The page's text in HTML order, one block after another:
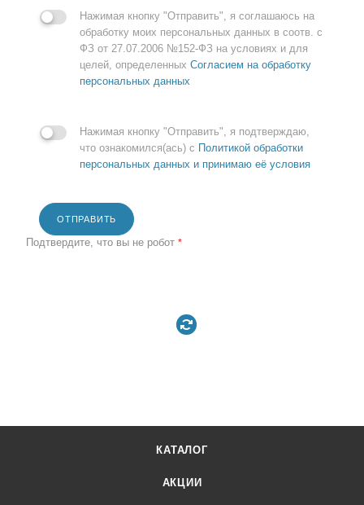
Нажимая кнопку "Отправить", я соглашаюсь на
обработку моих персональных данных в соотв. с
ФЗ от 27.07.2006 №152-ФЗ на условиях и для
целей, определенных Согласием на обработку
персональных данных
Нажимая кнопку "Отправить", я подтверждаю,
что ознакомился(ась) с Политикой обработки
персональных данных и принимаю её условия
ОТПРАВИТЬ
Подтвердите, что вы не робот *
КАТАЛОГ
АКЦИИ